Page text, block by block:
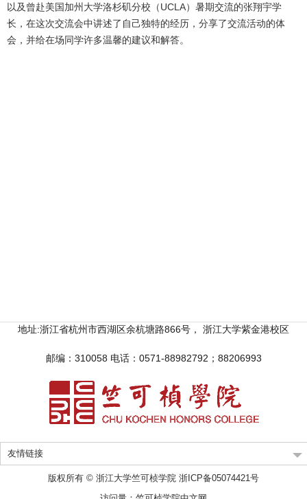
以及曾赴美国加州大学洛杉矶分校（UCLA）暑期交流的张翔宇学
长，在这次交流会中讲述了自己独特的经历，分享了交流活动的体
会，并给在场同学许多温馨的建议和解答。
地址:浙江省杭州市西湖区余杭塘路866号， 浙江大学紫金港校区
邮编：310058 电话：0571-88982792；88206993
友情链接
版权所有 © 浙江大学竺可桢学院 浙ICP备05074421号